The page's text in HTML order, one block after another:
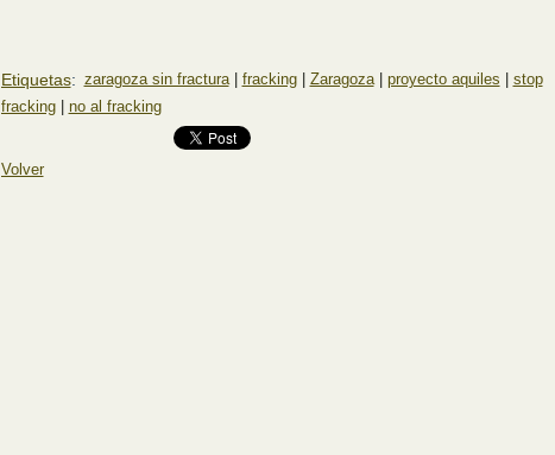
Etiquetas: zaragoza sin fractura fracking Zaragoza proyecto aquiles
stop
fracking
no al fracking
Volver